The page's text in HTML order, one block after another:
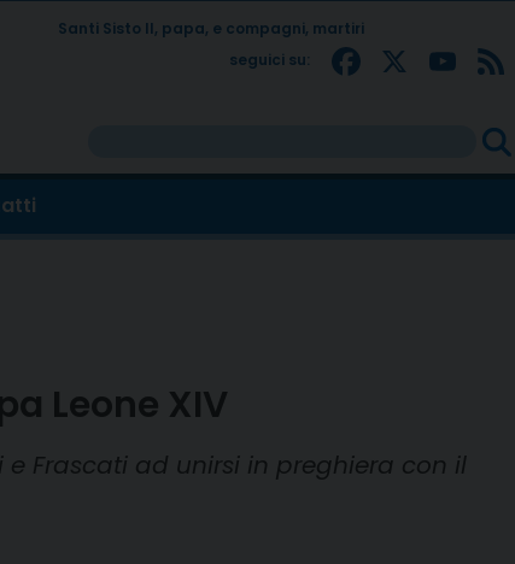
Santi Sisto II, papa, e compagni, martiri
seguici su:
X
per:
Leone XIV
e Frascati ad unirsi in preghiera con il